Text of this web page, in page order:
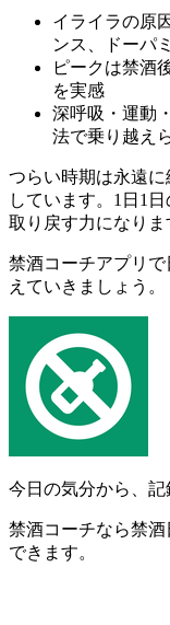
イライラの原
ンス、ドーパ
ピークは禁酒
を実感
深呼吸・運動
法で乗り越え
つらい時期は永遠
しています。1日1
取り戻す力になりま
禁酒コーチアプリ
えていきましょう。
今日の気分から、記
禁酒コーチなら禁
できます。